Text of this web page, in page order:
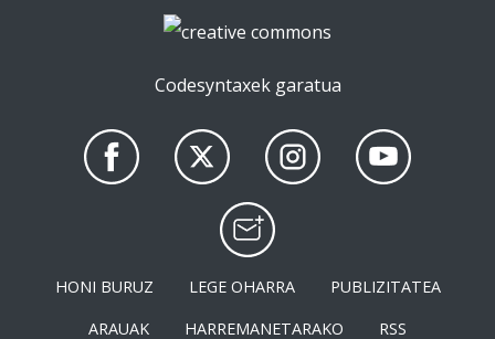
Codesyntaxek garatua
HONI BURUZ LEGE OHARRA
PUBLIZITATEA
ARAUAK
HARREMANETARAKO RSS